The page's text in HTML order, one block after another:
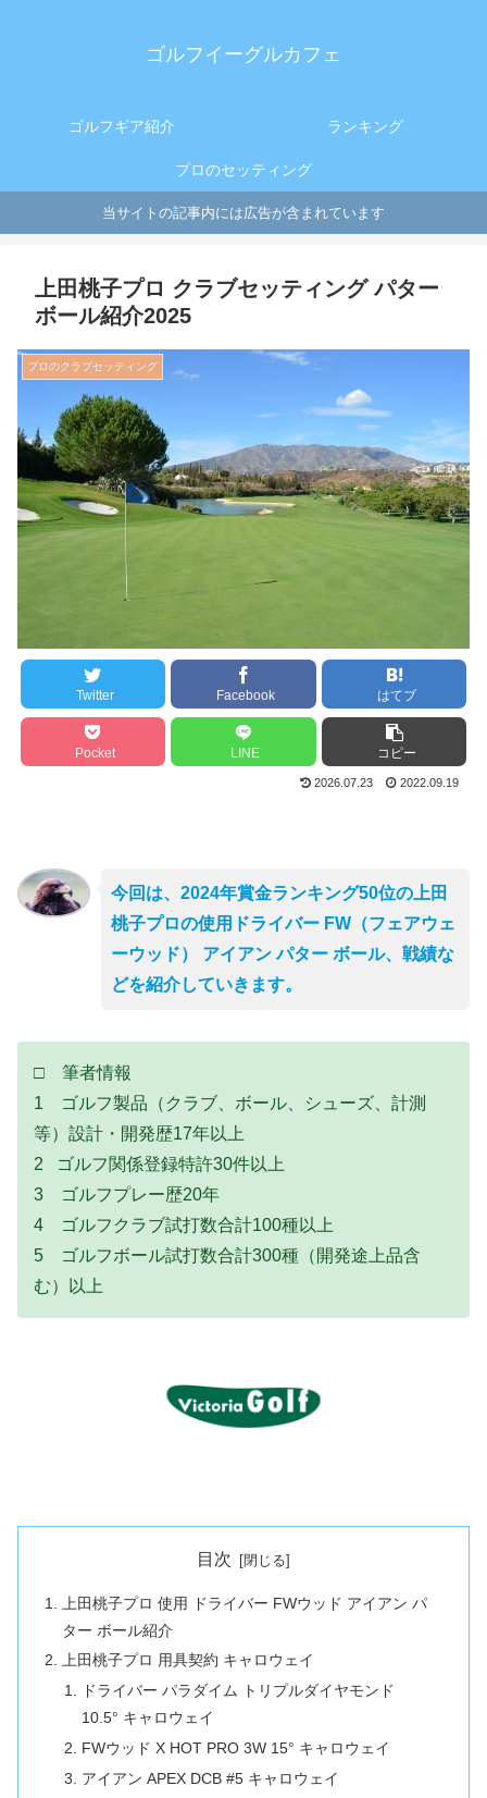
ゴルフイーグルカフェ
ゴルフギア紹介 ランキング
プロのセッティング
当サイトの記事内には広告が含まれています
上田桃子プロ クラブセッティング パター
ボール紹介2025
プロのクラブセッティング
Twitter Facebook はてブ
Pocket LINE コピー
2026.07.23 2022.09.19
今回は、2024年賞金ランキング50位の上田
桃子プロの使用ドライバー FW（フェアウェ
ーウッド） アイアン パター ボール、戦績な
どを紹介していきます。
□ 筆者情報
1 ゴルフ製品（クラブ、ボール、シューズ、計測
等）設計・開発歴17年以上
2 ゴルフ関係登録特許30件以上
3 ゴルフプレー歴20年
4 ゴルフクラブ試打数合計100種以上
5 ゴルフボール試打数合計300種（開発途上品含
む）以上
目次
上田桃子プロ 使用 ドライバー FWウッド アイアン パ
ター ボール紹介
上田桃子プロ 用具契約 キャロウェイ
ドライバー パラダイム トリプルダイヤモンド
10.5° キャロウェイ
FWウッド X HOT PRO 3W 15° キャロウェイ
アイアン APEX DCB #5 キャロウェイ